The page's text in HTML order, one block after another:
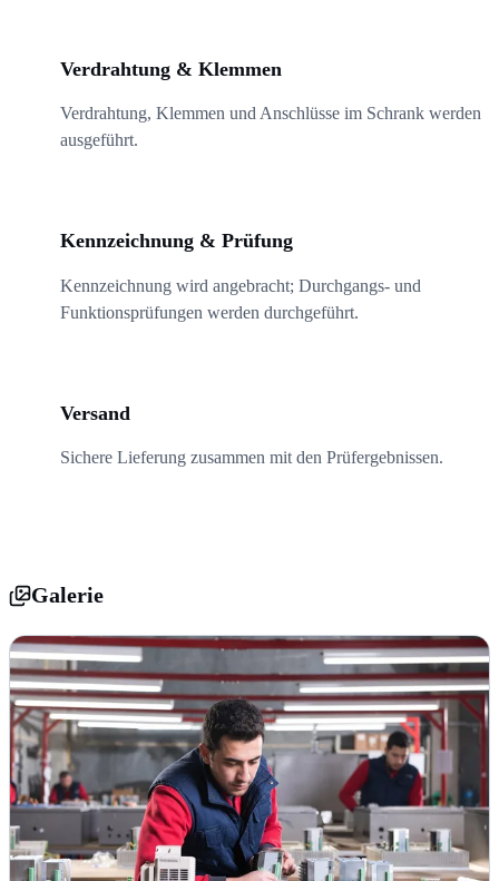
Verdrahtung & Klemmen
Verdrahtung, Klemmen und Anschlüsse im Schrank werden
ausgeführt.
Kennzeichnung & Prüfung
Kennzeichnung wird angebracht; Durchgangs- und
Funktionsprüfungen werden durchgeführt.
Versand
Sichere Lieferung zusammen mit den Prüfergebnissen.
Galerie